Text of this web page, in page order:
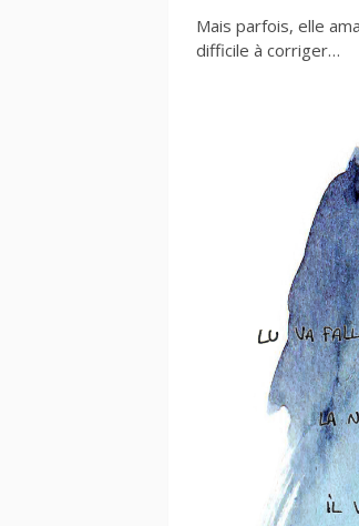
Mais parfois, elle
difficile à corriger…